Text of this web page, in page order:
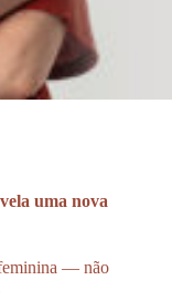
uma nova
feminina — não